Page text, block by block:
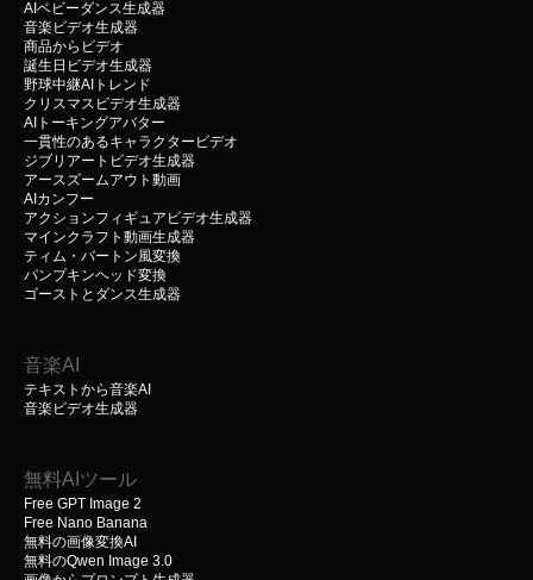
AIベビーダンス生成器
音楽ビデオ生成器
商品からビデオ
誕生日ビデオ生成器
野球中継AIトレンド
クリスマスビデオ生成器
AIトーキングアバター
一貫性のあるキャラクタービデオ
ジブリアートビデオ生成器
アースズームアウト動画
AIカンフー
アクションフィギュアビデオ生成器
マインクラフト動画生成器
ティム・バートン風変換
パンプキンヘッド変換
ゴーストとダンス生成器
音楽AI
テキストから音楽AI
音楽ビデオ生成器
無料AIツール
Free GPT Image 2
Free Nano Banana
無料の画像変換AI
無料のQwen Image 3.0